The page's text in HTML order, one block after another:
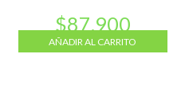
$87.900
AÑADIR AL CARRITO